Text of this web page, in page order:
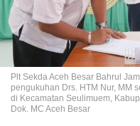
Plt Sekda Aceh Besar Bahrul
pengukuhan Drs. HTM Nur, MM
di Kecamatan Seulimuem,
Dok. MC Aceh Besar